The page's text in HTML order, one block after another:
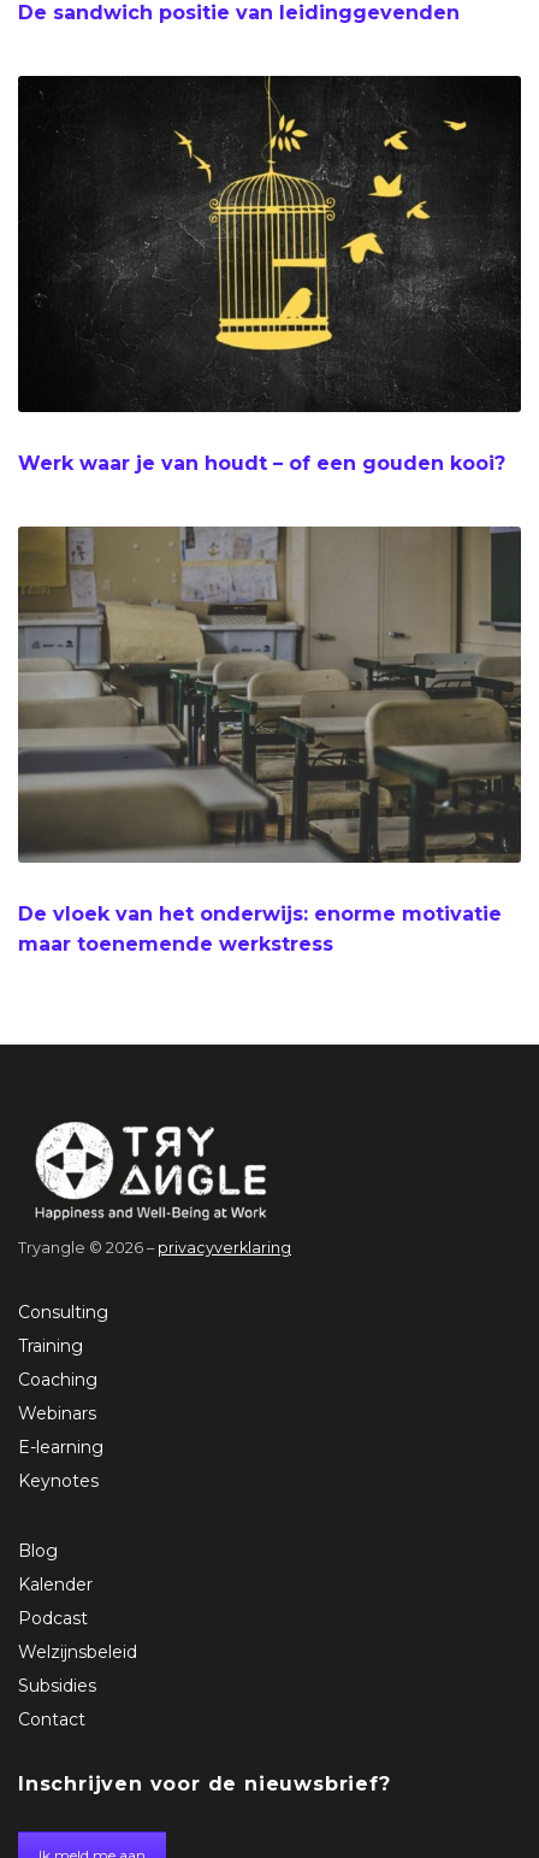
De sandwich positie van leidinggevenden
Werk waar je van houdt – of een gouden kooi?
De vloek van het onderwijs: enorme motivatie
maar toenemende werkstress
Tryangle © 2026 – privacyverklaring
Consulting
Training
Coaching
Webinars
E-learning
Keynotes
Blog
Kalender
Podcast
Welzijnsbeleid
Subsidies
Contact
Inschrijven voor de nieuwsbrief?